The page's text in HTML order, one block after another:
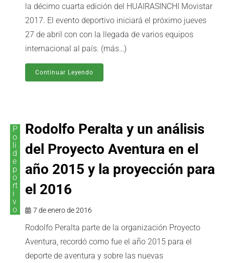
la décimo cuarta edición del HUAIRASINCHI Movistar
2017. El evento deportivo iniciará el próximo jueves
27 de abril con con la llegada de varios equipos
internacional al país. (más…)
Continuar Leyendo
P
o
li
d
e
p
o
rt
i
v
o
Rodolfo Peralta y un análisis
del Proyecto Aventura en el
año 2015 y la proyección para
el 2016
7 de enero de 2016
Rodolfo Peralta parte de la organización Proyecto
Aventura, recordó como fue el año 2015 para el
deporte de aventura y sobre las nuevas